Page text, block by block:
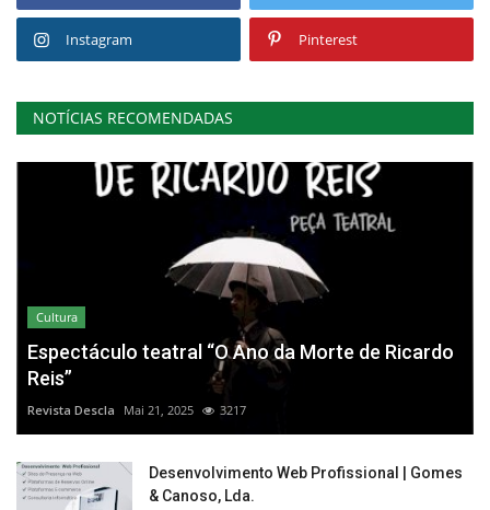
Instagram Pinterest
NOTÍCIAS RECOMENDADAS
Cultura
Espectáculo teatral “O Ano da Morte de Ricardo
Reis”
Revista Descla Mai 21, 2025 3217
Desenvolvimento Web Profissional | Gomes
& Canoso, Lda.